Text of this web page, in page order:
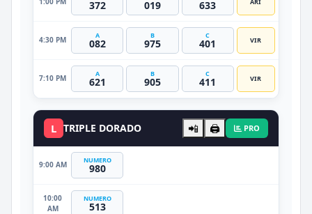
372 019 633 ARI
4:30 PM A
082
B
975
C
401 VIR
7:10 PM A
621
B
905
C
411 VIR
L TRIPLE DORADO 📲 🖨️ PRO
9:00 AM NUMERO
980
10:00
AM
NUMERO
513